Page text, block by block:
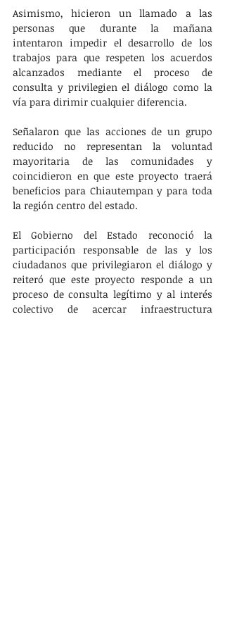
Asimismo, hicieron un llamado a las
personas que durante la mañana
intentaron impedir el desarrollo de los
trabajos para que respeten los acuerdos
alcanzados mediante el proceso de
consulta y privilegien el diálogo como la
vía para dirimir cualquier diferencia.
Señalaron que las acciones de un grupo
reducido no representan la voluntad
mayoritaria de las comunidades y
coincidieron en que este proyecto traerá
beneficios para Chiautempan y para toda
la región centro del estado.
El Gobierno del Estado reconoció la
participación responsable de las y los
ciudadanos que privilegiaron el diálogo y
reiteró que este proyecto responde a un
proceso de consulta legítimo y al interés
colectivo de acercar infraestructura